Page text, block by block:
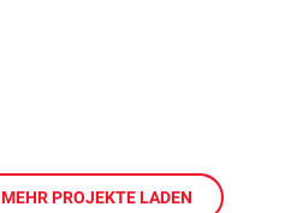
MEHR PROJEKTE LADEN